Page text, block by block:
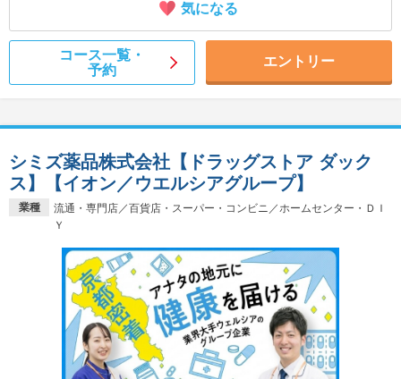
気になる
コース一覧・
予約
エントリー
業種
流通・専門店／百貨店・スーパー・コンビニ／ホームセンター・ＤＩ
Ｙ
シミズ薬品株式会社【ドラッグストア ダック
ス】【イオン／ウエルシアグループ】